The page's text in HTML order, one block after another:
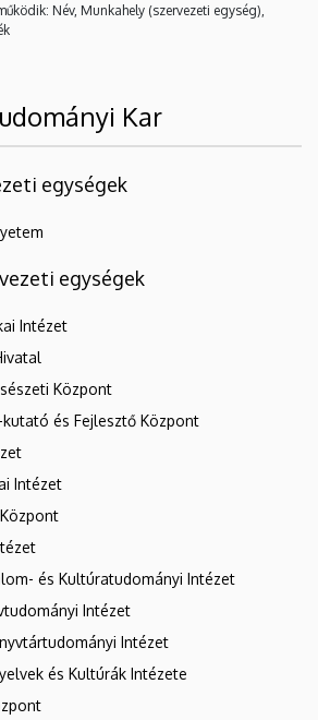
Név, Munkahely (szervezeti egység),
Kar
egységek
egységek
Intézet
Központ
és Fejlesztő Központ
Intézet
és Kultúratudományi Intézet
Intézet
Intézet
és Kultúrák Intézete